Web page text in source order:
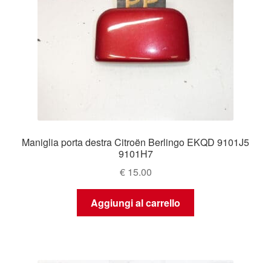
Maniglia porta destra Citroën Berlingo EKQD 9101J5
9101H7
€15.00
Aggiungi al carrello